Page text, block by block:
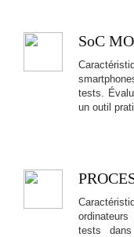
SoC
tests.
un outil
tests